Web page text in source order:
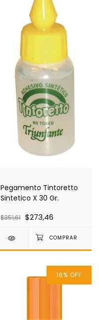
Pegamento Tintoretto
Sintetico X 30 Gr.
$351,61 $273,46
16% OFF